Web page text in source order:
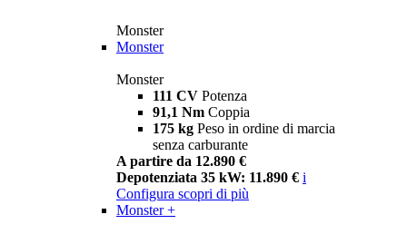
Monster
Monster
Monster
111 CV Potenza
91,1 Nm Coppia
175 kg Peso in ordine di marcia
senza carburante
A partire da 12.890 €
Depotenziata 35 kW: 11.890 € i
Configura scopri di più
Monster +